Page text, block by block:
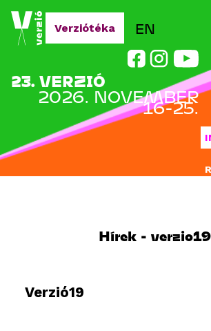
Jump to navigation
EN
23. VERZIÓ
2026. NOVEMBER
16-25.
Verziótéka
Hírek - verzio19
Verzió19